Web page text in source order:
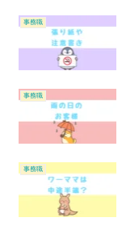
事務職
事務職
事務職